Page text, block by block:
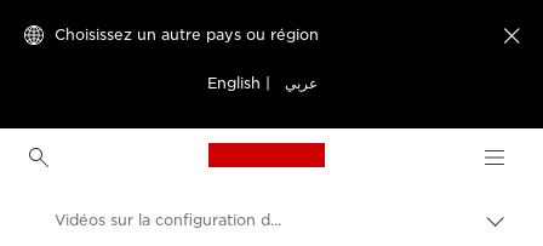
Choisissez un autre pays ou région
English عربي

Canon Logo, back to
Vidéos sur la configuration de l'imprimante PIXMA TS8152